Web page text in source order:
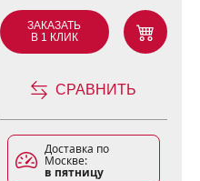
ЗАКАЗАТЬ
В 1 КЛИК
СРАВНИТЬ
Доставка по
Москве:
в пятницу